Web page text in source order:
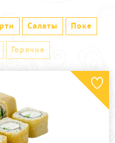
Салаты Поке
Горячие